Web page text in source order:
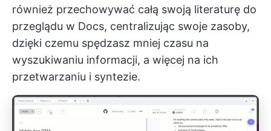
również przechowywać całą swoją literaturę do
przeglądu w Docs, centralizując swoje zasoby,
dzięki czemu spędzasz mniej czasu na
wyszukiwaniu informacji, a więcej na ich
przetwarzaniu i syntezie.